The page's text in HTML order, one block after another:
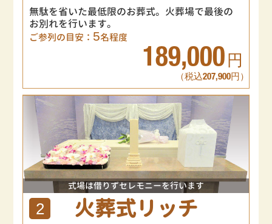
無駄を省いた最低限のお葬式。火葬場で最後の
お別れを行います。
ご参列の目安： 5名程度
189,000 円
（税込207,900円）
式場は借りずセレモニーを行います
2 火葬式リッチ